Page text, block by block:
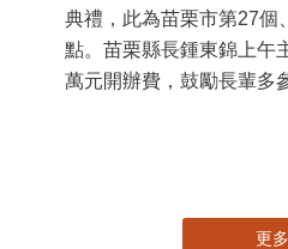
典禮，此為苗栗市第27個
點。苗栗縣長鍾東錦上午
萬元開辦費，鼓勵長輩多
更多